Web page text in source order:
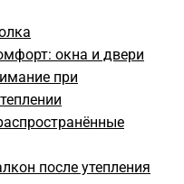
окна и двери
при
после утепления